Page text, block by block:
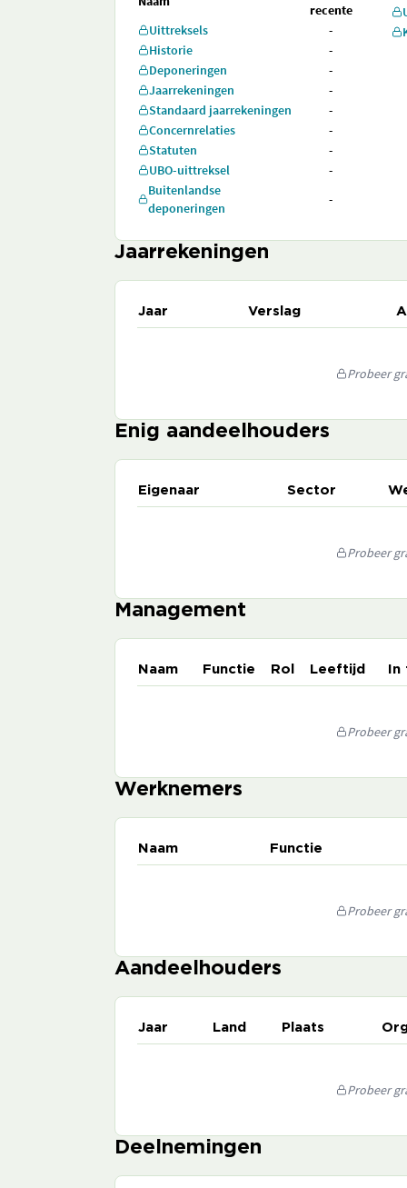
recente
Uittreksels
-
Historie
-
Deponeringen
-
Jaarrekeningen
-
Standaard jaarrekeningen
-
Concernrelaties
-
Statuten
-
UBO-uittreksel
-
Buitenlandse
deponeringen
-
Jaarrekeningen
Jaar Verslag
Probeer
Enig aandeelhouders
Eigenaar Sector
Probeer
Management
Naam Functie Rol Leeftijd
Probeer
Werknemers
Naam Functie
Probeer
Aandeelhouders
Jaar Land Plaats
Probeer
Deelnemingen